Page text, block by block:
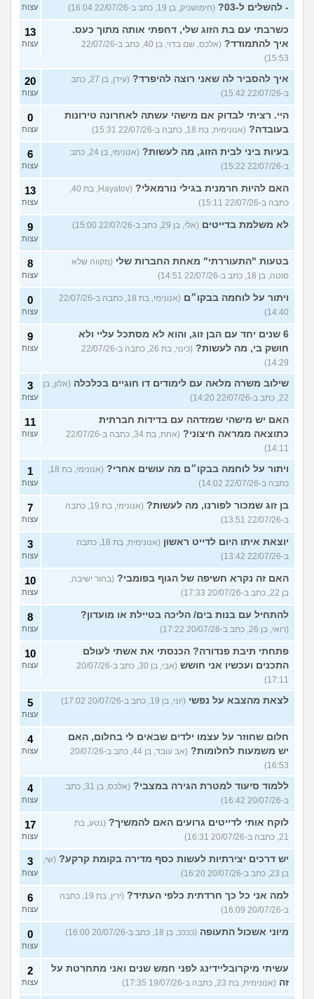
- להשלים ל-03? (חימושניק, בן 19, כתב ב-22/07/26 16:04) עצות
כשרבתי עם בת הזוג שלי, דחפתי אותה מתוך כעס.
איך להתמודד?
(אלכס, שם בדוי, בן 40, כתב ב-22/07/26
15:53)
13
עצות
איך להסביר לה שאני רוצה להיפרד?
(עידן, בן 27, כתב
ב-22/07/26 15:42)
20
עצות
היי. רציתי לבדוק אם מישהי עשתה לאחרונה טירונות
בעובדה? (אנונימית, בת 18, כתבה ב-22/07/26 15:31)
0
עצות
בעיות ביני לבית הזוג, מה לעשות?
(אנונימי, בן 24, כתב
ב-22/07/26 15:22)
6
עצות
האם להיות חרמנית בגילי נורמאלי?
(Hayatov, בת 40,
כתבה ב-22/07/26 15:11)
13
עצות
לא משלמת בדייטים (אלי, בן 29, כתב ב-22/07/26 15:00) 9
עצות
בטעות "התעוררתי" מאחת החברות שלי (מקווה שלא
סוטה, בן 18, כתב ב-22/07/26 14:51)
8
עצות
ויתור על לוחמה בבקו״ם
(אנונימי, בת 18, כתבה ב-22/07/26
14:40)
0
עצות
6 שנים יחד עם הבן זוג, והוא לא מסתכל עליי ולא
חושק בי, מה לעשות?
(כינוי, בת 26, כתבה ב-22/07/26
14:29)
9
עצות
שילוב משרה מלאה עם לימודים דו חוגיים בכלכלה (אלון, בן
22, כתב ב-22/07/26 14:20)
3
עצות
האם יש מישהי שמזדהה עם בדידות חברתית
כתוצאה ממראה חיצוני?
(אחת, בת 34, כתבה ב-22/07/26
14:11)
11
עצות
ויתור על לוחמה בבקו״ם מה עושים אחרי?
(אנונימי, בת 18,
כתבה ב-22/07/26 14:02)
1
עצות
בן זוג שמכור לפורנו, מה לעשות?
(אנונימי, בת 19, כתבה
ב-22/07/26 13:51)
7
עצות
יוצאת איתו היום לדייט ראשון
(אנונימית, בת 18, כתבה
ב-22/07/26 13:42)
3
עצות
האם זה נקרא חשיפה של הגוף בפומבי? (בחור ישיבה,
בן 22, כתב ב-20/07/26 17:33)
10
עצות
להתחיל עם בנות בים/ הליכה בטיילת או מועדון?
(רואי, בן 26, כתב ב-20/07/26 17:22)
8
עצות
פתחתי תיבת פנדורה? הכנסתי את אשתי לעולם
התכנים ועכשיו אני חושש
(אבי, בן 30, כתב ב-20/07/26
17:11)
10
עצות
לצאת מהצבא על נפשי (יוני, בן 19, כתב ב-20/07/26 17:02) 5
עצות
חלום שחוזר על עצמו ילדים שבאים לי בחלום, האם
יש משמעות לחלומות?
(אב עובד, בן 44, כתב ב-20/07/26
16:53)
4
עצות
ללמוד סיעוד למטרת הגירה במצבי?
(אלכס, בן 31, כתב
ב-20/07/26 16:42)
4
עצות
לוקח אותי לדייטים גרועים האם להמשיך? (נטע, בת
21, כתבה ב-20/07/26 16:31)
17
עצות
יש דרכים יצירתיות לעשות כסף מדירה בקומת קרקע? (שי,
בן 23, כתב ב-20/07/26 16:20)
3
עצות
למה אני כל כך חרדתית כלפי העתיד?
(ירין, בת 19, כתבה
ב-20/07/26 16:09)
6
עצות
מיוני אשכול התעופה (ככככ, בן 18, כתב ב-20/07/26 16:00) 0
עצות
עשיתי מיקרובליידינג לפני חמש שנים ואני מתחרטת על
זה (אנונימית, בת 23, כתבה ב-19/07/26 17:35)
2
עצות